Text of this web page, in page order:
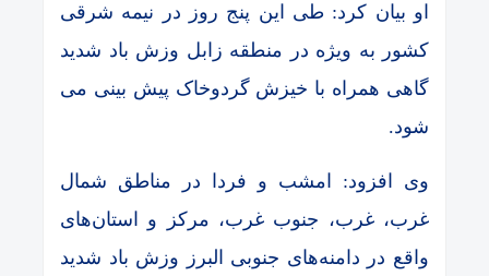
او بیان کرد: طی این پنج روز در نیمه شرقی
کشور به ویژه در منطقه زابل وزش باد شدید
گاهی همراه با خیزش گردوخاک پیش بینی می
شود.
وی افزود: امشب و فردا در مناطق شمال
غرب، غرب، جنوب غرب، مرکز و استان‌های
واقع در دامنه‌های جنوبی البرز وزش باد شدید